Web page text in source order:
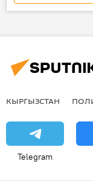
Кыргызстан
Бюль-Бюль Мамедов
Международный
КЫРГЫЗСТАН
Telegram